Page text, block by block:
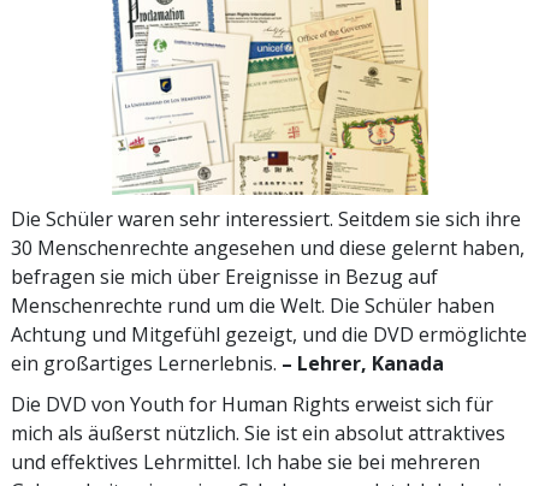
Die Schüler waren sehr interessiert. Seitdem sie sich ihre
30 Menschenrechte angesehen und diese gelernt haben,
befragen sie mich über Ereignisse in Bezug auf
Menschenrechte rund um die Welt. Die Schüler haben
Achtung und Mitgefühl gezeigt, und die DVD ermöglichte
ein großartiges Lernerlebnis. – Lehrer, Kanada
Die DVD von Youth for Human Rights erweist sich für
mich als äußerst nützlich. Sie ist ein absolut attraktives
und effektives Lehrmittel. Ich habe sie bei mehreren